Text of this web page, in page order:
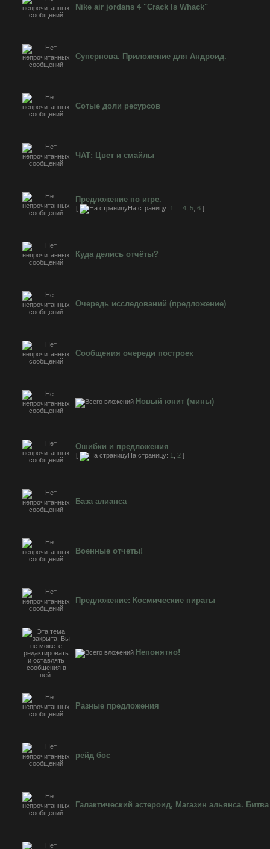
Nike air jordans 4 "Crack Is Whack"
Супернова. Приложение для Андроид.
Сотые доли ресурсов
ЧАТ: Цвет и смайлы
Предложение по игре.
[ На страницу: 1 4 5 6 ]
Куда делись отчёты?
Очередь исследований (предложение)
Сообщения очереди построек
Новый юнит (мины)
Ошибки и предложения
[ На страницу: 1 2 ]
База алианса
Военные отчеты!
Предложение: Космические пираты
Непонятно!
Разные предложения
рейд бос
Галактический астероид, Магазин альянса.